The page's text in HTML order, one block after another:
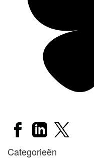
Categorieën